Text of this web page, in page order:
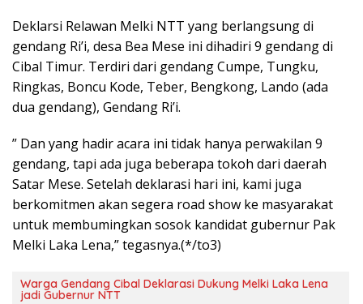
Deklarsi Relawan Melki NTT yang berlangsung di
gendang Ri’i, desa Bea Mese ini dihadiri 9 gendang di
Cibal Timur. Terdiri dari gendang Cumpe, Tungku,
Ringkas, Boncu Kode, Teber, Bengkong, Lando (ada
dua gendang), Gendang Ri’i.
” Dan yang hadir acara ini tidak hanya perwakilan 9
gendang, tapi ada juga beberapa tokoh dari daerah
Satar Mese. Setelah deklarasi hari ini, kami juga
berkomitmen akan segera road show ke masyarakat
untuk membumingkan sosok kandidat gubernur Pak
Melki Laka Lena,” tegasnya.(*/to3)
Warga Gendang Cibal Deklarasi Dukung Melki Laka Lena
jadi Gubernur NTT